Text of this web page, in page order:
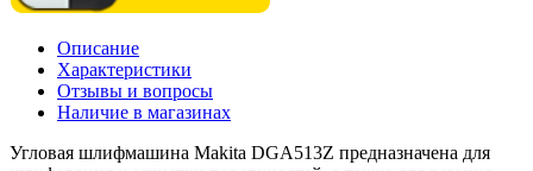
Описание
Характеристики
Отзывы и вопросы
Наличие в магазинах
Угловая шлифмашина Makita DGA513Z предназначена для